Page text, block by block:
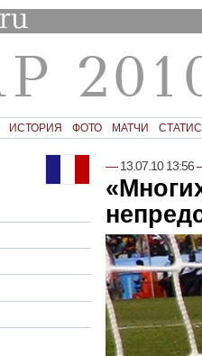
ИСТОРИЯ ФОТО МАТЧИ
—13.07.10 13:56